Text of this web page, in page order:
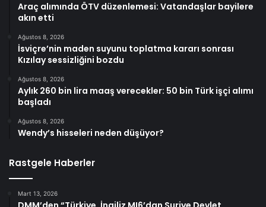
Araç alımında ÖTV düzenlemesi: Vatandaşlar bayilere
akın etti
Ağustos 8, 2026
İsviçre’nin maden suyunu toplatma kararı sonrası
Kızılay sessizliğini bozdu
Ağustos 8, 2026
Aylık 260 bin lira maaş verecekler: 50 bin Türk işçi alımı
başladı
Ağustos 8, 2026
Wendy’s hisseleri neden düşüyor?
Rastgele Haberler
Mart 13, 2026